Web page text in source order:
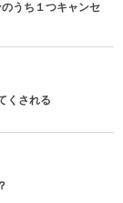
うち１つキャンセ
くされる